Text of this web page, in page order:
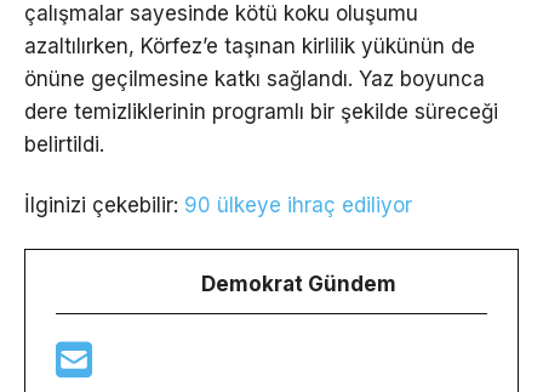
çalışmalar sayesinde kötü koku oluşumu
azaltılırken, Körfez’e taşınan kirlilik yükünün de
önüne geçilmesine katkı sağlandı. Yaz boyunca
dere temizliklerinin programlı bir şekilde süreceği
belirtildi.
İlginizi çekebilir: 90 ülkeye ihraç ediliyor
Demokrat Gündem